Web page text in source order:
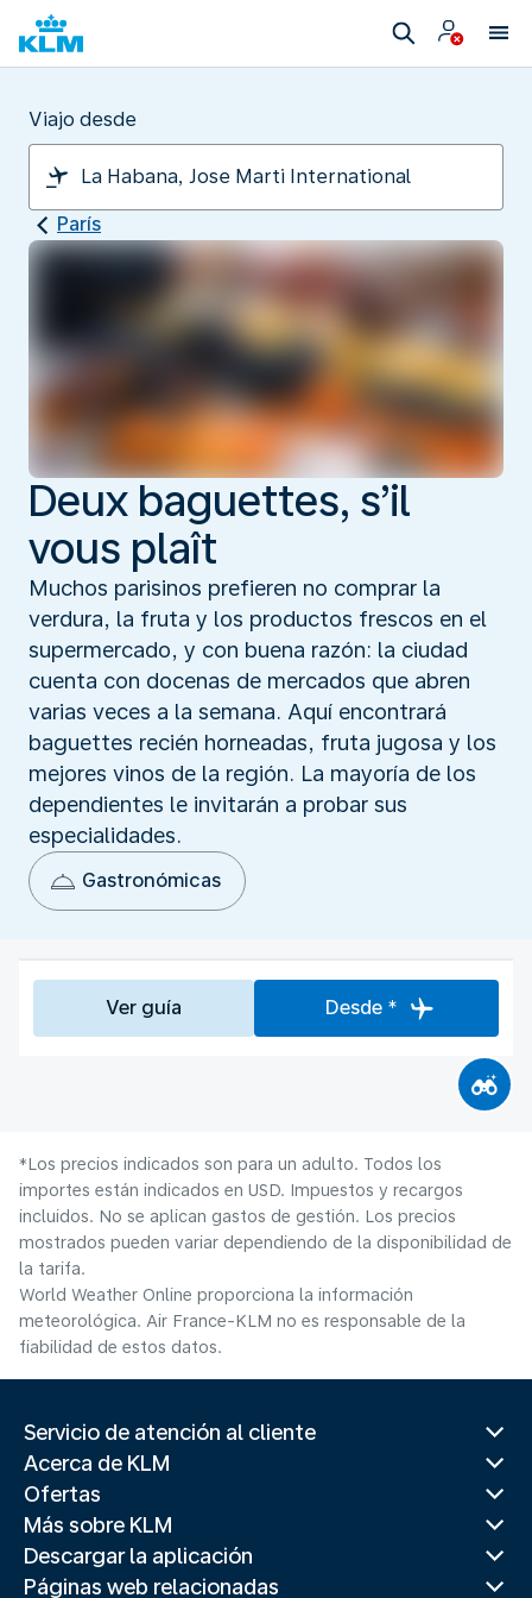
Viajo desde
París
Deux baguettes, s’il
vous plaît
Muchos parisinos prefieren no comprar la
verdura, la fruta y los productos frescos en el
supermercado, y con buena razón: la ciudad
cuenta con docenas de mercados que abren
varias veces a la semana. Aquí encontrará
baguettes recién horneadas, fruta jugosa y los
mejores vinos de la región. La mayoría de los
dependientes le invitarán a probar sus
especialidades.
Gastronómicas
Ver guía Desde *
*Los precios indicados son para un adulto. Todos los
importes están indicados en USD. Impuestos y recargos
incluidos. No se aplican gastos de gestión. Los precios
mostrados pueden variar dependiendo de la disponibilidad de
la tarifa.
World Weather Online proporciona la información
meteorológica. Air France-KLM no es responsable de la
fiabilidad de estos datos.
Servicio de atención al cliente
Acerca de KLM
Ofertas
Más sobre KLM
Descargar la aplicación
Páginas web relacionadas